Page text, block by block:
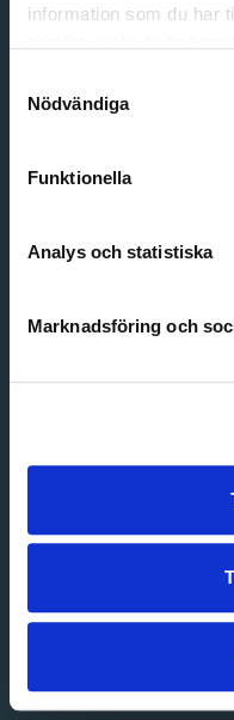
information som du har
Nödvändiga
Funktionella
Analys och statistiska
Marknadsföring och
Email address